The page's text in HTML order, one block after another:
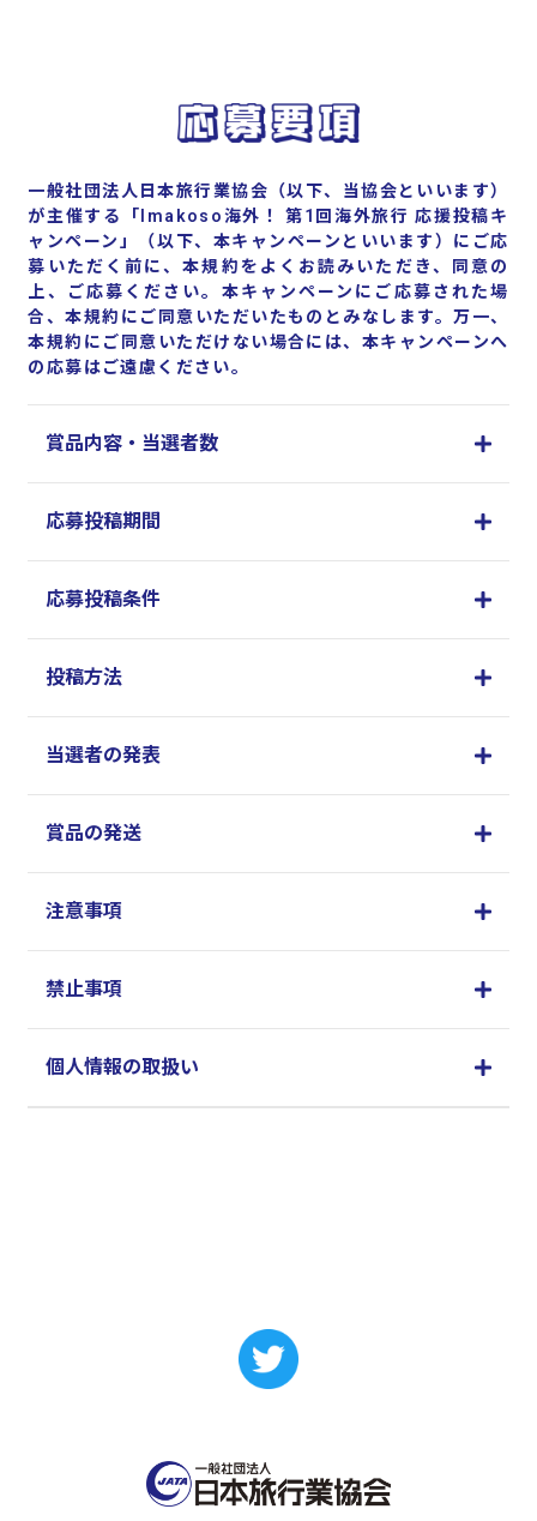
一般社団法人日本旅行業協会（以下、当協会といいます）
が主催する「Imakoso海外！ 第1回海外旅行 応援投稿キ
ャンペーン」（以下、本キャンペーンといいます）にご応
募いただく前に、本規約をよくお読みいただき、同意の
上、ご応募ください。本キャンペーンにご応募された場
合、本規約にご同意いただいたものとみなします。万一、
本規約にご同意いただけない場合には、本キャンペーンへ
の応募はご遠慮ください。
賞品内容・当選者数
応募投稿期間
応募投稿条件
投稿方法
当選者の発表
賞品の発送
注意事項
禁止事項
個人情報の取扱い